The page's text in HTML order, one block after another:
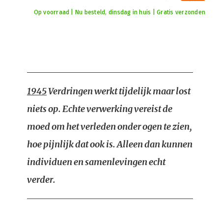
Op voorraad | Nu besteld, dinsdag in huis | Gratis verzonden
1945Verdringen werkt tijdelijk maar lost
niets op. Echte verwerking vereist de
moed om het verleden onder ogen te zien,
hoe pijnlijk dat ook is. Alleen dan kunnen
individuen en samenlevingen echt
verder.